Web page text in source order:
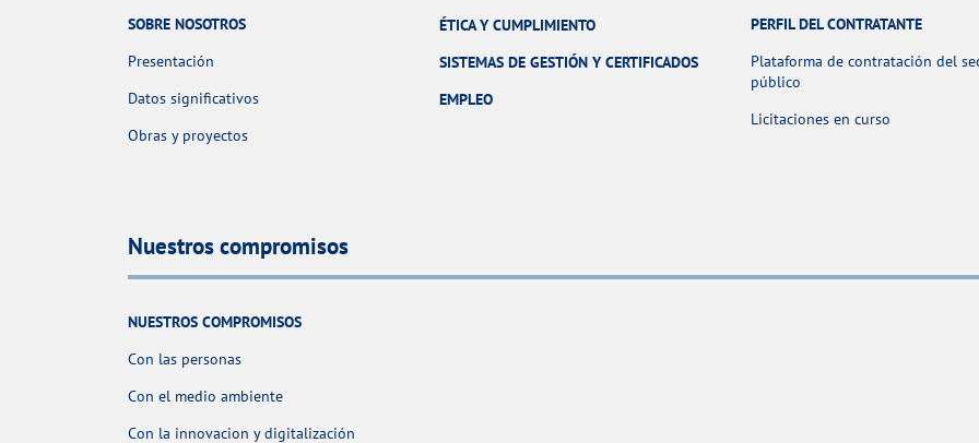
SOBRE NOSOTROS
Presentación
Datos significativos
Obras y proyectos
ÉTICA Y CUMPLIMIENTO
SISTEMAS DE GESTIÓN Y CERTIFICADOS
EMPLEO
PERFIL DEL CONTRATANTE
Plataforma de contratación del
público
Licitaciones en curso
Nuestros compromisos
NUESTROS COMPROMISOS
Con las personas
Con el medio ambiente
Con la innovacion y digitalización